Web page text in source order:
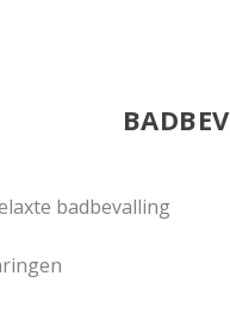
badbevalling